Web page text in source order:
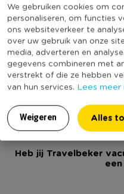
We gebruiken cookies om
personaliseren, om functies
ons websiteverkeer te
over uw gebruik van onze
media, adverteren en
gegevens combineren met
verstrekt of die ze hebben
van hun services. Lees meer
Weigeren Alles
Houdt drank 6 uur warm
Ideaal voor onderweg
Inhoud 400 milliliter
Geen anti-lek garantie
Diameter (cm)
Producthoogte (cm)
Kleur
Inhoud in liter
Duurzaamheidsscore
Heb jij Travelbeker